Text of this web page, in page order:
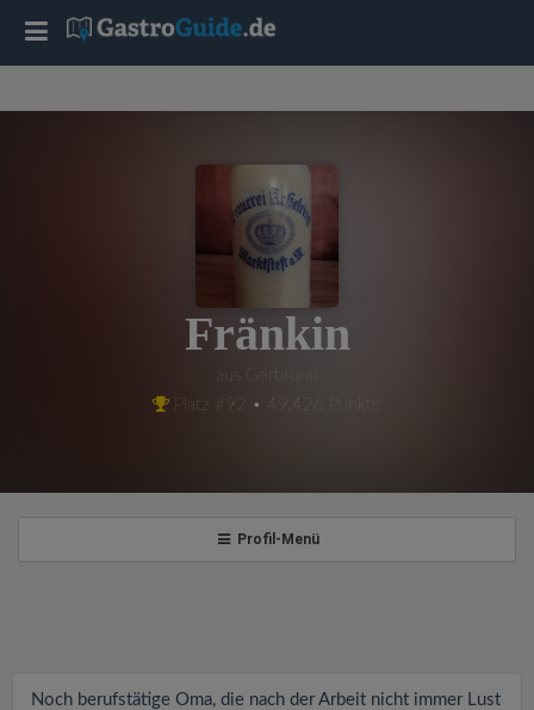
Fränkin
aus Gerbrunn
Platz #92 • 49,426 Punkte
Profil-Menü
Noch berufstätige Oma, die nach der Arbeit nicht immer Lust
T